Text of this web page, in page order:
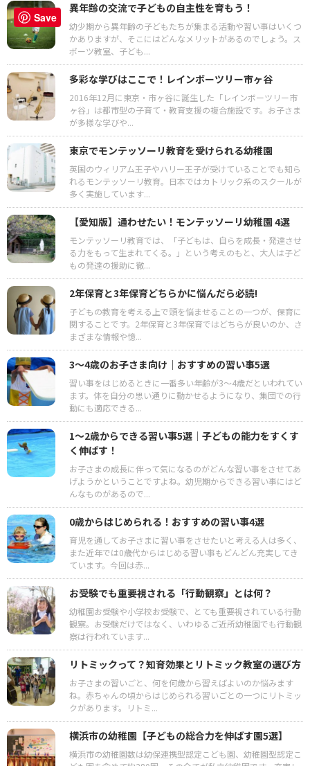
異年齢の交流で子どもの自主性を育もう！
幼少期から異年齢の子どもたちが集まる活動や習い事はいくつ
かありますが、そこにはどんなメリットがあるのでしょう。ス
ポーツ教室、子ども...
多彩な学びはここで！レインボーツリー市ヶ谷
2016年12月に東京・市ヶ谷に誕生した「レインボーツリー市
ヶ谷」は都市型の子育て・教育支援の複合施設です。お子さま
が多様な学びや...
東京でモンテッソーリ教育を受けられる幼稚園
英国のウィリアム王子やハリー王子が受けていることでも知ら
れるモンテッソーリ教育。日本ではカトリック系のスクールが
多く実施しています...
【愛知版】通わせたい！モンテッソーリ幼稚園 4選
モンテッソーリ教育では、「子どもは、自らを成長・発達させ
る力をもって生まれてくる。」という考えのもと、大人は子ど
もの発達の援助に徹...
2年保育と3年保育どちらかに悩んだら必読!
子どもの教育を考える上で頭を悩ませることの一つが、保育に
関することです。2年保育と3年保育ではどちらが良いのか、さ
まざまな情報や憶...
3～4歳のお子さま向け｜おすすめの習い事5選
習い事をはじめるときに一番多い年齢が3～4歳だといわれてい
ます。体を自分の思い通りに動かせるようになり、集団での行
動にも適応できる...
1～2歳からできる習い事5選│子どもの能力をすくす
く伸ばす！
お子さまの成長に伴って気になるのがどんな習い事をさせてあ
げようかということですよね。幼児期からできる習い事にはど
んなものがあるので...
0歳からはじめられる！おすすめの習い事4選
育児を通してお子さまに習い事をさせたいと考える人は多く、
また近年では0歳代からはじめる習い事もどんどん充実してき
ています。今回は赤...
お受験でも重要視される「行動観察」とは何？
幼稚園お受験や小学校お受験で、とても重要視されている行動
観察。お受験だけではなく、いわゆるご近所幼稚園でも行動観
察は行われています...
リトミックって？知育効果とリトミック教室の選び方
お子さまの習いごと、何を何歳から習えばよいのか悩みます
ね。赤ちゃんの頃からはじめられる習いごとの一つにリトミッ
クがあります。リトミ...
横浜市の幼稚園【子どもの総合力を伸ばす園5選】
横浜市の幼稚園数は幼保連携型認定こども園、幼稚園型認定こ
Save